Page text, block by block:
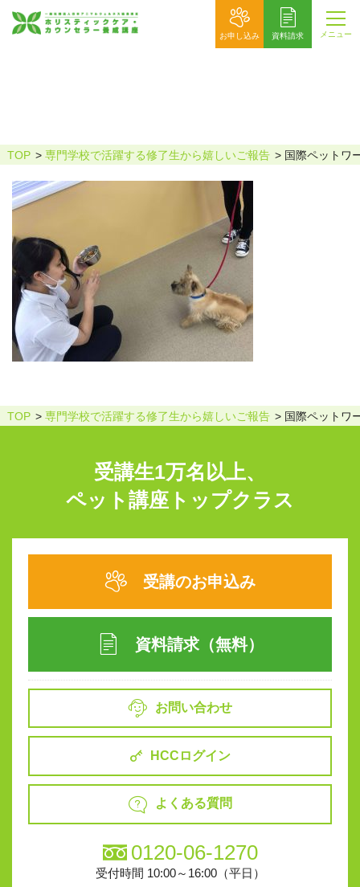
お申し込み 資料請求 メニュー
TOP 専門学校で活躍する修了生から嬉しいご報告 国際ペットワ
TOP 専門学校で活躍する修了生から嬉しいご報告 国際ペットワ
受講生1万名以上、
ペット講座トップクラス
受講のお申込み
資料請求（無料）
お問い合わせ
HCCログイン
よくある質問
0120-06-1270
受付時間 10:00～16:00（平日）